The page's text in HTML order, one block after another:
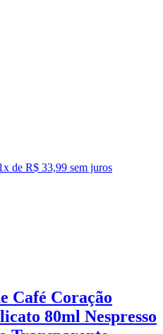
x de R$ 33,99 sem juros
Café Coração
80ml Nespresso